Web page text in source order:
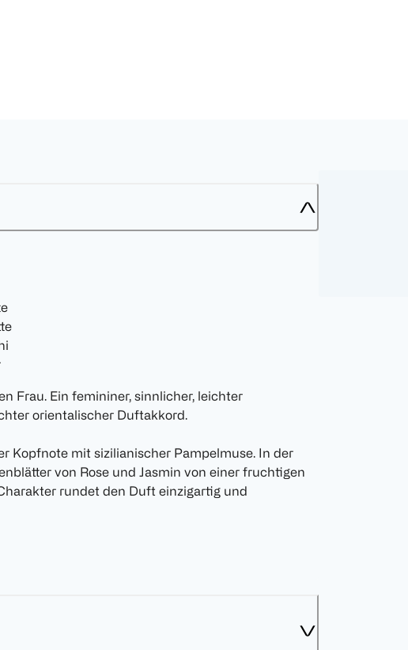
Frau. Ein femininer, sinnlicher, leichter
orientalischer Duftakkord.
Kopfnote mit sizilianischer Pampelmuse. In der
von Rose und Jasmin von einer fruchtigen
rundet den Duft einzigartig und